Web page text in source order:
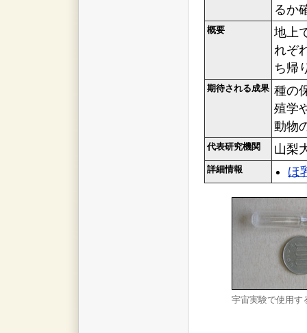
るか
概要
地上
れぞ
ち帰
期待される成果 種の
殖学
動物
代表研究機関 山梨
詳細情報 ほ
宇宙実験で使用す